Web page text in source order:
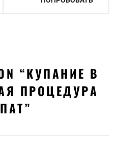
“КУПАНИЕ В
ПРОЦЕДУРА
”